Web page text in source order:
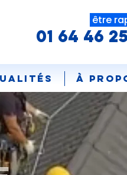
être
01 64 46
À